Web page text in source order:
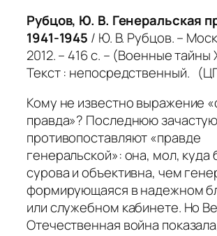
Рубцов, Ю. В. Генеральская
1941-1945 / Ю. В. Рубцов. –
2012. – 416 с. – (Военные тайны
Текст : непосредственный.
Кому не известно выражение
правда»? Последнюю зачастую
противопоставляют «правде
генеральской»: она, мол, куда
сурова и объективна, чем
формирующаяся в надежном
или служебном кабинете. Но
Отечественная война